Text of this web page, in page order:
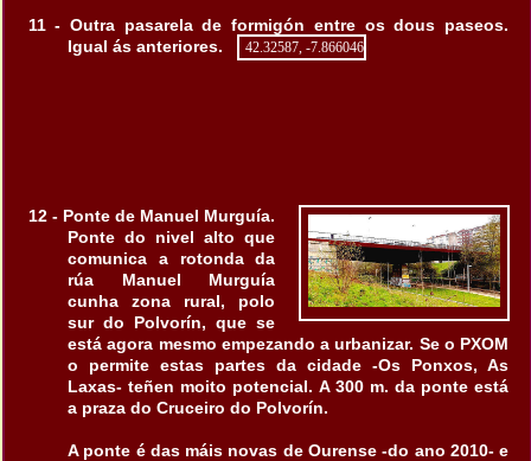
11 - Outra pasarela de formigón entre os dous paseos.
Igual ás anteriores.
42.32587, -7.866046
12 - Ponte de Manuel Murguía.
Ponte do nivel alto que
comunica a rotonda da
rúa Manuel Murguía
cunha zona rural, polo
sur do Polvorín, que se
está agora mesmo empezando a urbanizar. Se o PXOM
o permite estas partes da cidade -Os Ponxos, As
Laxas- teñen moito potencial. A 300 m. da ponte está
a praza do Cruceiro do Polvorín.
A ponte é das máis novas de Ourense -do ano 2010- e